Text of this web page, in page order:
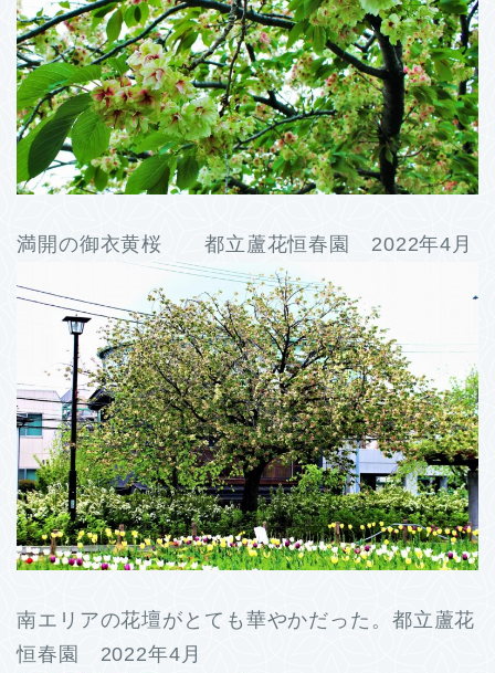
満開の御衣黄桜 都立蘆花恒春園 2022年4月
南エリアの花壇がとても華やかだった。都立蘆花
恒春園 2022年4月